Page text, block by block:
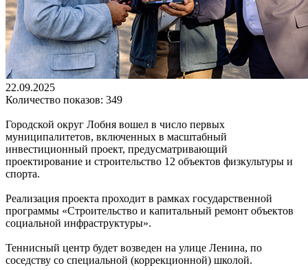
22.09.2025
Количество показов: 349
Городской округ Лобня вошел в число первых
муниципалитетов, включенных в масштабный
инвестиционный проект, предусматривающий
проектирование и строительство 12 объектов физкультуры и
спорта.
Реализация проекта проходит в рамках государственной
программы «Строительство и капитальный ремонт объектов
социальной инфраструктуры».
Теннисный центр будет возведен на улице Ленина, по
соседству со специальной (коррекционной) школой.